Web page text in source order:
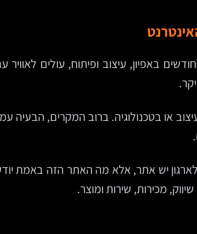
באפיון, עיצוב ופיתוח, עולים
או בטכנולוגיה. ברוב המקרים, הבעיה
יש אתר, אלא מה האתר הזה באמת
מכירות, שירות ומוצר.